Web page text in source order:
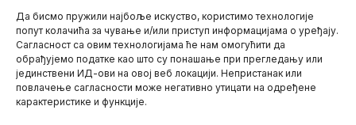
Да бисмо пружили најбоље искуство, користимо технологије
попут колачића за чување и/или приступ информацијама о уређају.
Сагласност са овим технологијама ће нам омогућити да
обрађујемо податке као што су понашање при прегледању или
јединствени ИД-ови на овој веб локацији. Непристанак или
повлачење сагласности може негативно утицати на одређене
карактеристике и функције.
Mario zna Youtube
EKOLOŠKI
USTANAK?! ZA
SUTRA NAJAVLJENA
BLOKADA SVIH
PUTEVA!
Ekološke organizacije i
svi građani najavili su za
sutra 14